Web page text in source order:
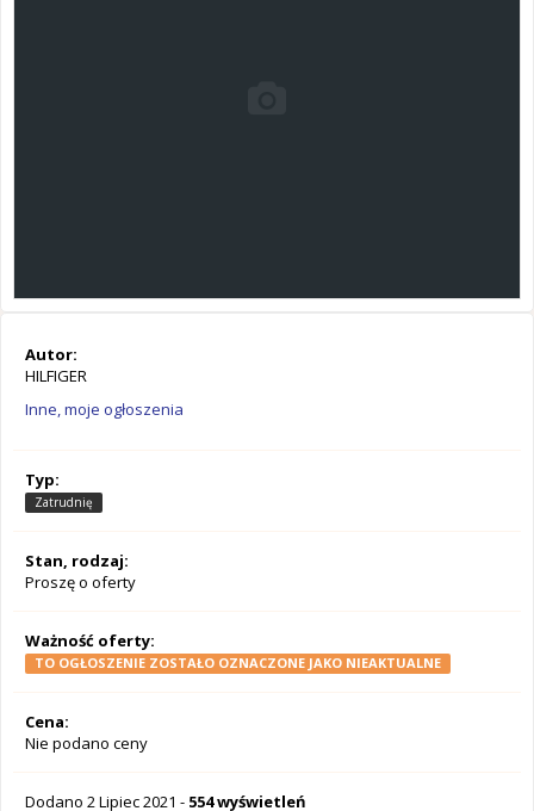
Autor:
HILFIGER
Inne, moje ogłoszenia
Typ:
Zatrudnię
Stan, rodzaj:
Proszę o oferty
Ważność oferty:
TO OGŁOSZENIE ZOSTAŁO OZNACZONE JAKO NIEAKTUALNE
Cena:
Nie podano ceny
Dodano 2 Lipiec 2021 - 554 wyświetleń